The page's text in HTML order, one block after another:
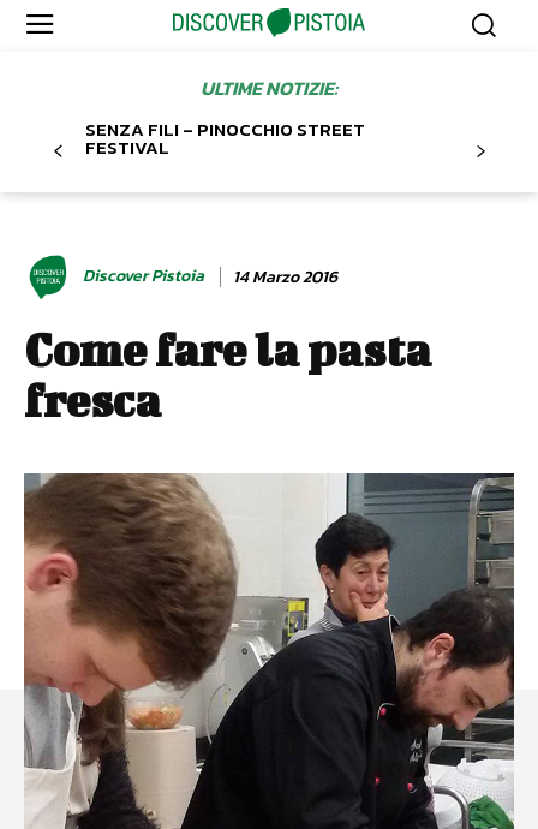
ULTIME NOTIZIE:
SENZA FILI – PINOCCHIO STREET
FESTIVAL
Discover Pistoia 14 Marzo 2016
Come fare la pasta
fresca